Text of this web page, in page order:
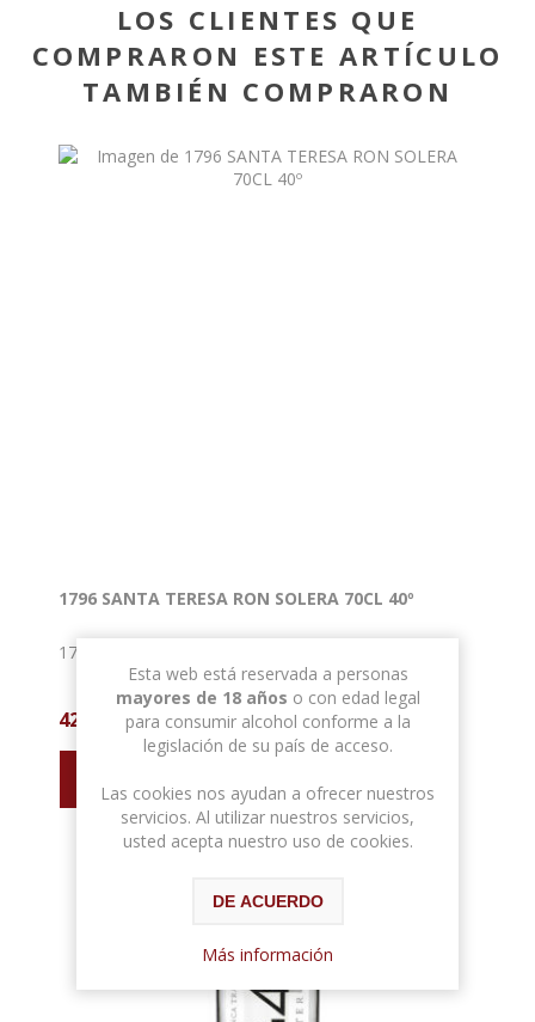
LOS CLIENTES QUE
COMPRARON ESTE ARTÍCULO
TAMBIÉN COMPRARON
1796 SANTA TERESA RON SOLERA 70CL 40º
1796 SANTA TERESA RON SOLERA 70CL 40º
42,00 € con IVA
Esta web está reservada a personas
mayores de 18 años o con edad legal
para consumir alcohol conforme a la
legislación de su país de acceso.
Las cookies nos ayudan a ofrecer nuestros
servicios. Al utilizar nuestros servicios,
usted acepta nuestro uso de cookies.
DE ACUERDO
Más información